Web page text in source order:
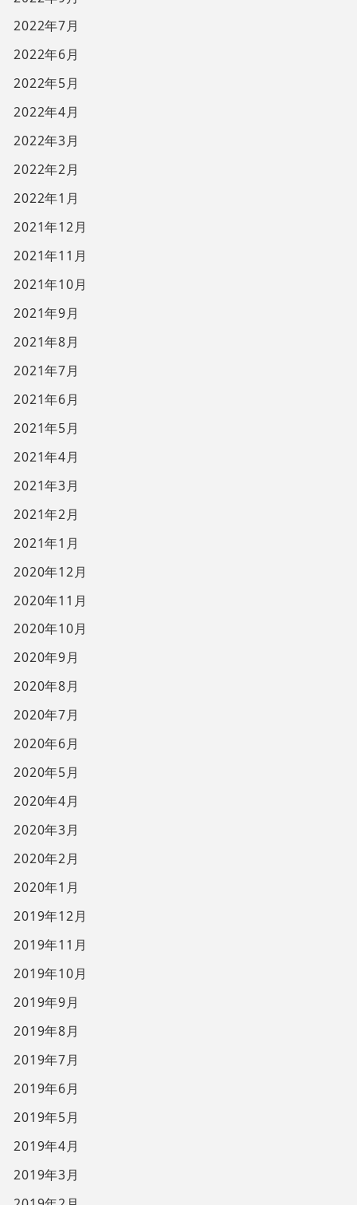
2022年7月
2022年6月
2022年5月
2022年4月
2022年3月
2022年2月
2022年1月
2021年12月
2021年11月
2021年10月
2021年9月
2021年8月
2021年7月
2021年6月
2021年5月
2021年4月
2021年3月
2021年2月
2021年1月
2020年12月
2020年11月
2020年10月
2020年9月
2020年8月
2020年7月
2020年6月
2020年5月
2020年4月
2020年3月
2020年2月
2020年1月
2019年12月
2019年11月
2019年10月
2019年9月
2019年8月
2019年7月
2019年6月
2019年5月
2019年4月
2019年3月